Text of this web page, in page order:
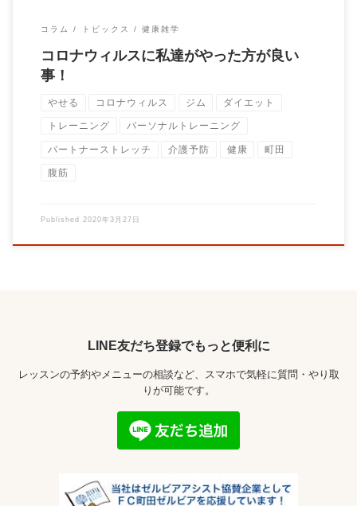
コラム トピックス 健康雑学
コロナウィルスに私達がやった方が良い
事！
やせる コロナウィルス ジム ダイエット
トレーニング パーソナルトレーニング
パートナーストレッチ 介護予防 健康 町田
腹筋
Published 2020年3月27日
LINE友だち登録でもっと便利に
レッスンの予約やメニューの相談など、スマホで気軽に質問・やり取
りが可能です。